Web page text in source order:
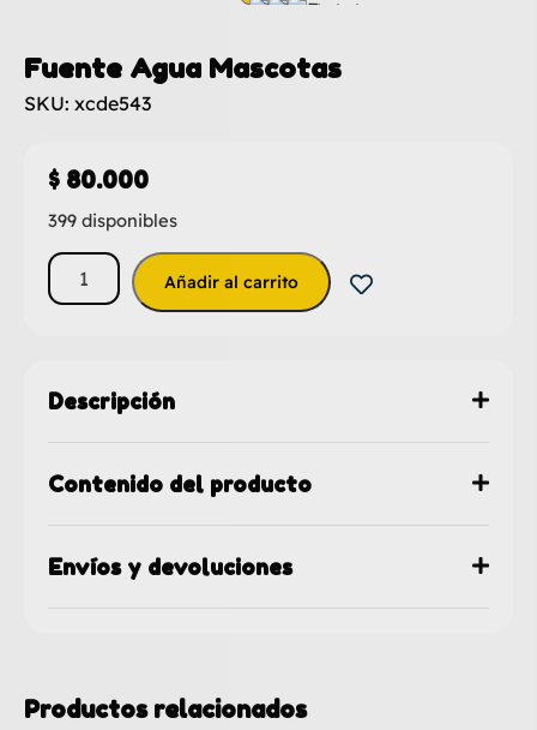
Fuente Agua Mascotas
SKU: xcde543
$ 80.000
399 disponibles
Añadir al carrito
Descripción
Contenido del producto
Envíos y devoluciones
Productos relacionados